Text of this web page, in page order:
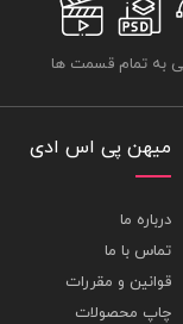
به تمام قسمت ها
میهن پی اس ادی
درباره ما
تماس با ما
قوانین و مقررات
چاپ محصولات